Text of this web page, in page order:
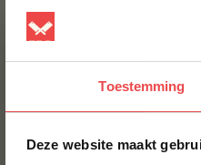
Toestemming
Deze website maakt
Contact
jouw vraag hier